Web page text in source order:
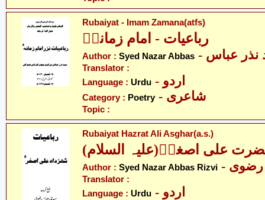
Rubaiyat - Imam Zamana(atfs)
رباعیات - امام زمانہؑ
Author : Syed Nazar Abbas نذر عباس
Translator :
Language : Urdu - اردو
Category : Poetry - شاعری
Topic :
Rubaiyat Hazrat Ali Asghar(a.s.)
علی اصغرؑ(علیہ السلام
Author : Syed Nazar Abbas Rizvi رضوی
Translator :
Language : Urdu - اردو